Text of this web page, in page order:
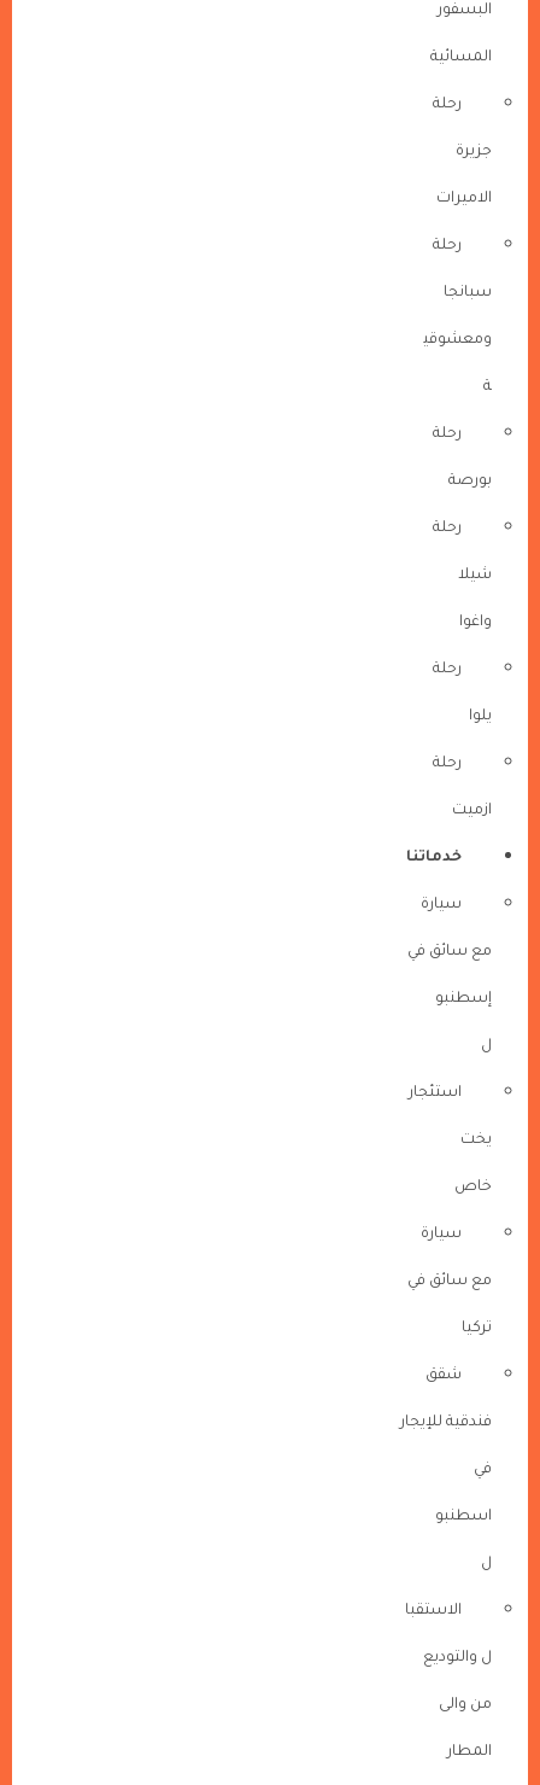
البسفور
المسائية
رحلة
جزيرة
الاميرات
رحلة
سبانجا
ومعشوقي
ة
رحلة
بورصة
رحلة
شيلا
واغوا
رحلة
يلوا
رحلة
ازميت
خدماتنا
سيارة
مع سائق في
إسطنبو
ل
استئجار
يخت
خاص
سيارة
مع سائق في
تركيا
شقق
فندقية للإيجار
في
اسطنبو
ل
الاستقبا
ل والتوديع
من والى
المطار